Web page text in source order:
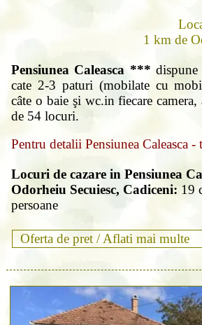
1 km de
Pensiunea Caleasca ***
cate 2-3 paturi (mobilate cu
câte o baie şi wc.in fiecare camera,
de 54 locuri.
Pentru detalii Pensiunea Caleasca -
Locuri de cazare in Pensiunea
Odorheiu Secuiesc, Cadiceni: 19
persoane
Oferta de pret /Aflati mai multe